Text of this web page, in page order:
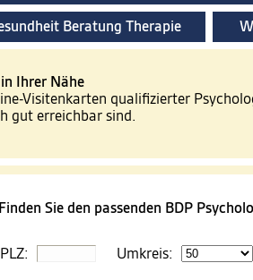
Beratung Therapie
Ihrer Nähe
Visitenkarten qualifizierter
gut erreichbar sind.
Finden Sie den passenden BDP
PLZ: Umkreis: